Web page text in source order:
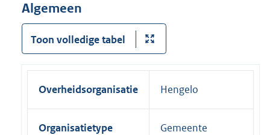
Algemeen
Toon volledige tabel
Overheidsorganisatie Hengelo
Organisatietype Gemeente